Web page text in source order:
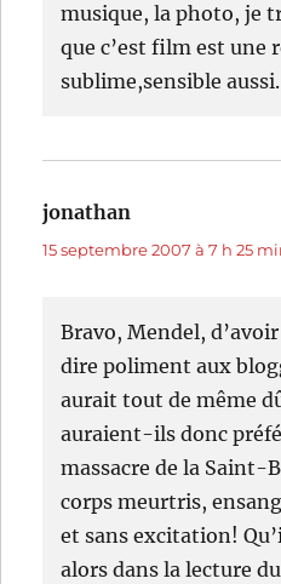
musique, la photo, je
que c’est film est une
sublime,sensible aussi.
jonathan
15 septembre 2007 à 7 h 25
Bravo, Mendel,
dire poliment aux
aurait tout de même
auraient-ils donc
massacre de la Saint-
corps meurtris,
et sans excitation!
alors dans la lecture